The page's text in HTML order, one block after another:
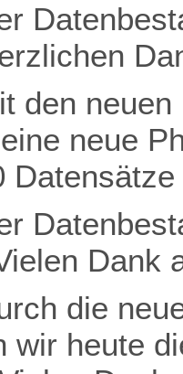
den
neue
Dank
die
wir heute